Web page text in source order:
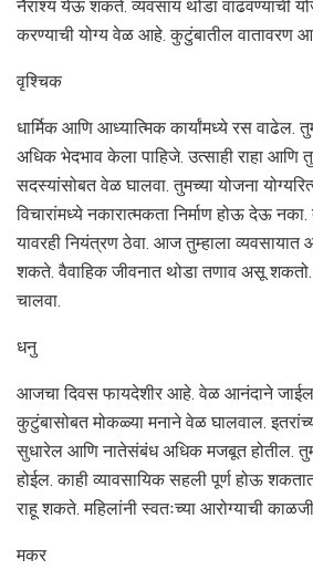
नैराश्य येऊ शकते. व्यवसाय थोडा वाढवण्याची
करण्याची योग्य वेळ आहे. कुटुंबातील वातावरण
वृश्चिक
धार्मिक आणि आध्यात्मिक कार्यांमध्ये रस वाढेल.
अधिक भेदभाव केला पाहिजे. उत्साही राहा आणि
सदस्यांसोबत वेळ घालवा. तुमच्या योजना
विचारांमध्ये नकारात्मकता निर्माण होऊ देऊ
यावरही नियंत्रण ठेवा. आज तुम्हाला
शकते. वैवाहिक जीवनात थोडा तणाव असू
चालवा.
धनु
आजचा दिवस फायदेशीर आहे. वेळ आनंदाने जाईल
कुटुंबासोबत मोकळ्या मनाने वेळ घालवाल.
सुधारेल आणि नातेसंबंध अधिक मजबूत होतील.
होईल. काही व्यावसायिक सहली पूर्ण होऊ
राहू शकते. महिलांनी स्वतःच्या आरोग्याची काळजी
मकर